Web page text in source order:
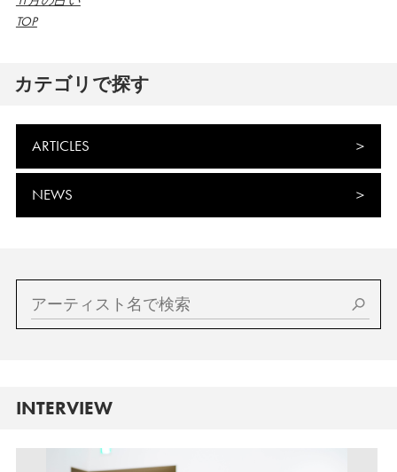
TOP
カテゴリで探す
ARTICLES
NEWS
INTERVIEW